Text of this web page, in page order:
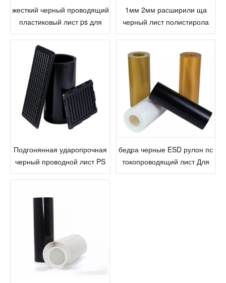
жесткий черный проводящий
пластиковый лист ps для
1мм 2мм расширили ща
черный лист полистирола
Подгонянная ударопрочная
черный проводной лист PS
бедра черные ESD рулон пс
токопроводящий лист Для